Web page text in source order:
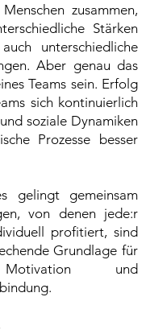
zusammen,
Stärken
unterschiedliche
Aber genau das
Teams sein. Erfolg
sich kontinuierlich
soziale Dynamiken
Prozesse besser
gelingt gemeinsam
von denen jede:r
profitiert, sind
Grundlage für
und